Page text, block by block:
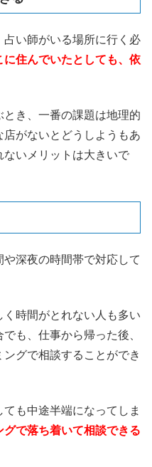
い師がいる場所に行く必
に住んでいたとしても、依
き、一番の課題は地理的
がないとどうしようもあ
ないメリットは大きいで
深夜の時間帯で対応して
時間がとれない人も多い
も、仕事から帰った後、
グで相談することができ
も中途半端になってしま
グで落ち着いて相談できる